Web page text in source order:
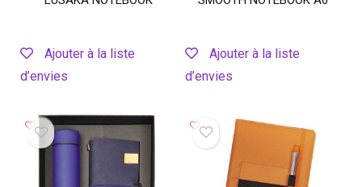
Ajouter à la liste
d’envies
Ajouter à la liste
d’envies